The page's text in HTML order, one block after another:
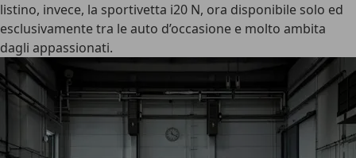
listino, invece, la sportivetta i20 N, ora disponibile solo ed
esclusivamente tra le auto d’occasione e molto ambita
dagli appassionati.